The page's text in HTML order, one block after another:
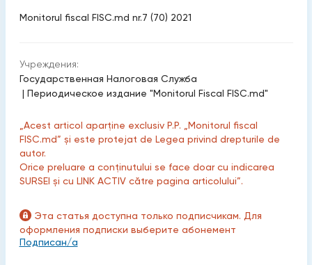
Monitorul fiscal FISC.md nr.7 (70) 2021
Учреждения:
Государственная Налоговая Служба
| Периодическое издание "Monitorul Fiscal FISC.md"
„Acest articol aparține exclusiv P.P. „Monitorul fiscal
FISC.md” și este protejat de Legea privind drepturile de
autor.
Orice preluare a conținutului se face doar cu indicarea
SURSEI și cu LINK ACTIV către pagina articolului”.
Эта статья доступна только подписчикам. Для
оформления подписки выберите абонемент
Подписан/а